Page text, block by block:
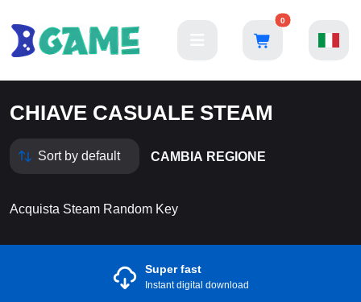
0
CHIAVE CASUALE STEAM
CAMBIA REGIONE
Acquista Steam Random Key
Super fast
Instant digital download